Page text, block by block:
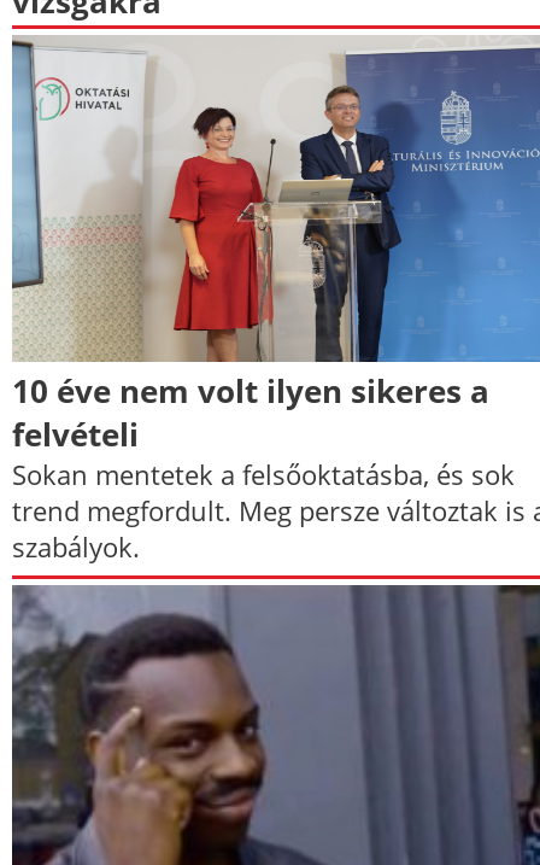
10 éve nem volt ilyen sikeres a
felvételi
Sokan mentetek a felsőoktatásba, és sok
trend megfordult. Meg persze változtak is
szabályok.